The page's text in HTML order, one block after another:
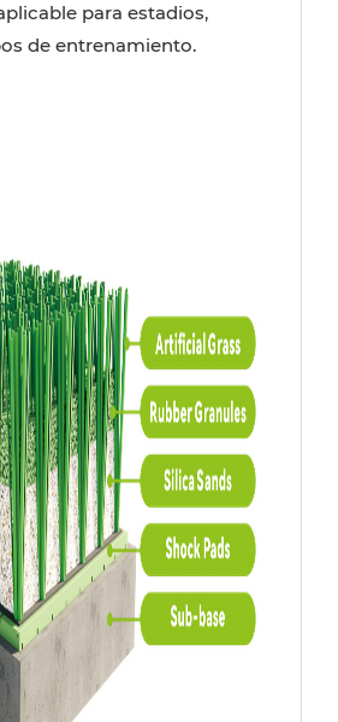
para estadios,
de entrenamiento.